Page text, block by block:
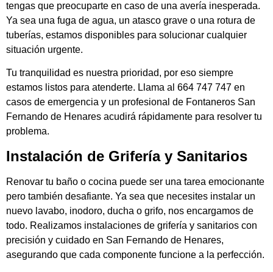
tengas que preocuparte en caso de una avería inesperada.
Ya sea una fuga de agua, un atasco grave o una rotura de
tuberías, estamos disponibles para solucionar cualquier
situación urgente.
Tu tranquilidad es nuestra prioridad, por eso siempre
estamos listos para atenderte. Llama al 664 747 747 en
casos de emergencia y un profesional de Fontaneros San
Fernando de Henares acudirá rápidamente para resolver tu
problema.
Instalación de Grifería y Sanitarios
Renovar tu baño o cocina puede ser una tarea emocionante
pero también desafiante. Ya sea que necesites instalar un
nuevo lavabo, inodoro, ducha o grifo, nos encargamos de
todo. Realizamos instalaciones de grifería y sanitarios con
precisión y cuidado en San Fernando de Henares,
asegurando que cada componente funcione a la perfección.